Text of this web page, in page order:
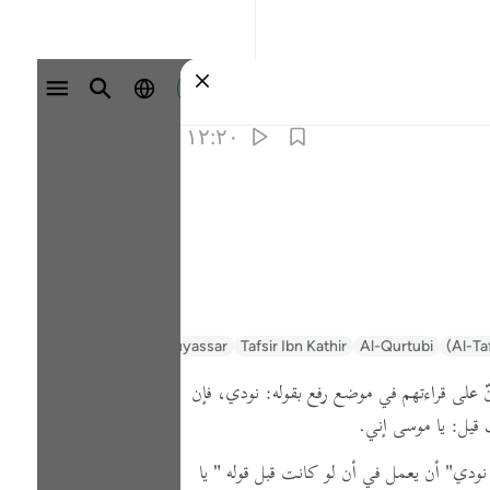
وارد شوید
۱۲:۲۰
Al-
Al-Qurtubi
Tafsir Ibn Kathir
Tafsir Muyassar
على قراءتهم في موضع رفع بقوله: نودي، فإن
قيل: يا موسى إني.
أن يعمل في أن لو كانت قبل قوله " يا